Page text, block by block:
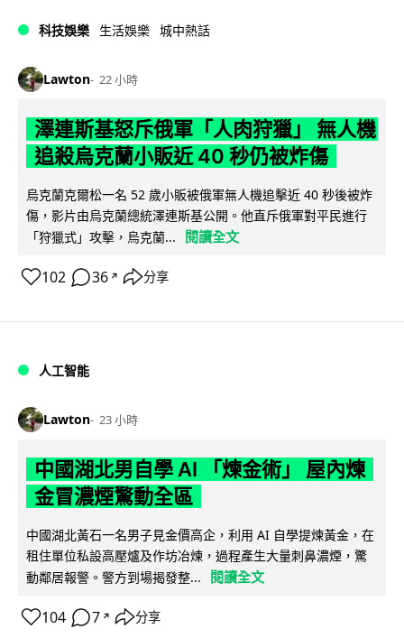
科技娛樂 生活娛樂 城中熱話
Lawton 22 小時
澤連斯基怒斥俄軍「人肉狩獵」 無人機
追殺烏克蘭小販近 40 秒仍被炸傷
烏克蘭克爾松一名 52 歲小販被俄軍無人機追擊近 40 秒後被炸
傷，影片由烏克蘭總統澤連斯基公開。他直斥俄軍對平民進行
「狩獵式」攻擊，烏克蘭...
閱讀全文
102 36 ↗ 分享
人工智能
Lawton 23 小時
中國湖北男自學 AI 「煉金術」 屋內煉
金冒濃煙驚動全區
中國湖北黃石一名男子見金價高企，利用 AI 自學提煉黃金，在
租住單位私設高壓爐及作坊冶煉，過程產生大量刺鼻濃煙，驚
動鄰居報警。警方到場揭發整...
閱讀全文
104 7 ↗ 分享